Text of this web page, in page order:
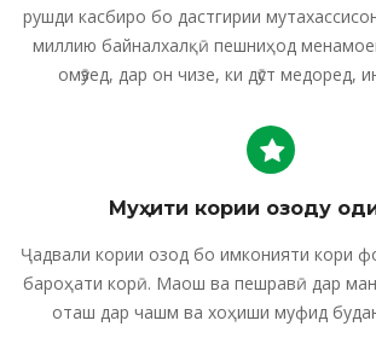
рушди касбиро бо дастгирии
миллию байналхалқӣ пешниҳод
омӯзед, дар он чизе, ки дӯст медоред,
Муҳити кории озоду
Ҷадвали кории озод бо имконияти кори
бароҳати корӣ. Маош ва пешравӣ дар
оташ дар чашм ва хоҳиши муфид